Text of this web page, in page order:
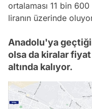
ortalaması 11 bin
liranın üzerinde
Anadolu'ya
olsa da kiralar
altında kalıyor.